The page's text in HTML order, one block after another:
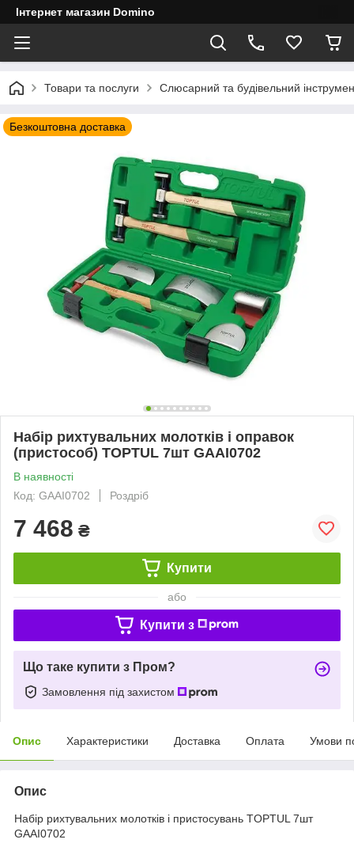
Інтернет магазин Domino
Товари та послуги Слюсарний та будівельний
Безкоштовна доставка
Набір рихтувальних молотків і оправок
(пристособ) TOPTUL 7шт GAAI0702
В наявності
Код: GAAI0702
Роздріб
7 468 ₴
Купити
або
Купити з
Що таке купити з Пром?
Замовлення під захистом
Опис Характеристики Доставка Оплата Умови
Опис
Набір рихтувальних молотків і пристосувань TOPTUL 7шт
GAAI0702